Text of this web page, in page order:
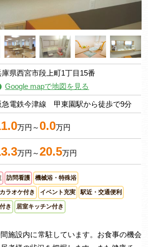
庫県西宮市段上町1丁目15番
Google mapで地図を見る
急電鉄今津線 甲東園駅から徒歩で9分
万円～ 0.0万円
万円～20.5万円
訪問看護 機械浴・特殊浴
カラオケ付き イベント充実 駅近・交通便利
き 居室キッチン付き
施設内に常駐しています。お食事の機会